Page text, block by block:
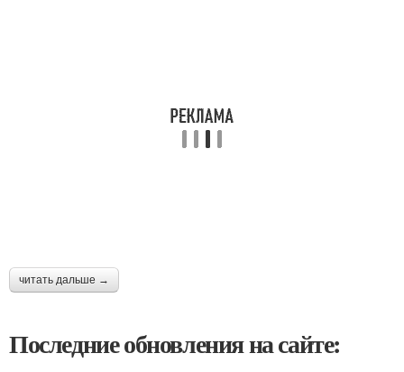
читать дальше →
Последние обновления на сайте: